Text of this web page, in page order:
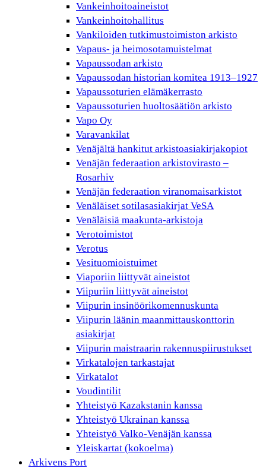
Vankeinhoitoaineistot
Vankeinhoitohallitus
Vankiloiden tutkimustoimiston arkisto
Vapaus- ja heimosotamuistelmat
Vapaussodan arkisto
Vapaussodan historian komitea 1913–1927
Vapaussoturien elämäkerrasto
Vapaussoturien huoltosäätiön arkisto
Vapo Oy
Varavankilat
Venäjältä hankitut arkistoasiakirjakopiot
Venäjän federaation arkistovirasto –
Rosarhiv
Venäjän federaation viranomaisarkistot
Venäläiset sotilasasiakirjat VeSA
Venäläisiä maakunta-arkistoja
Verotoimistot
Verotus
Vesituomioistuimet
Viaporiin liittyvät aineistot
Viipuriin liittyvät aineistot
Viipurin insinöörikomennuskunta
Viipurin läänin maanmittauskonttorin
asiakirjat
Viipurin maistraarin rakennuspiirustukset
Virkatalojen tarkastajat
Virkatalot
Voudintilit
Yhteistyö Kazakstanin kanssa
Yhteistyö Ukrainan kanssa
Yhteistyö Valko-Venäjän kanssa
Yleiskartat (kokoelma)
Arkivens Port